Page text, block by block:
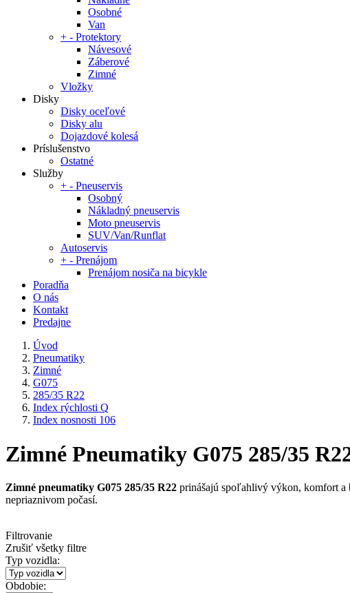
Osobné
Van
+ - Protektory
Návesové
Záberové
Zimné
Vložky
Disky
Disky oceľové
Disky alu
Dojazdové kolesá
Príslušenstvo
Ostatné
Služby
+ - Pneuservis
Osobný
Nákladný pneuservis
Moto pneuservis
SUV/Van/Runflat
Autoservis
+ - Prenájom
Prenájom nosiča na bicykle
Poradňa
O nás
Kontakt
Predajne
Úvod
Pneumatiky
Zimné
G075
285/35 R22
Index rýchlosti Q
Index nosnosti 106
Zimné Pneumatiky G075 285/35
Zimné pneumatiky G075 285/35 R22 prinášajú spoľahlivý výkon, komfort a
nepriaznivom počasí.
Filtrovanie
Zrušiť všetky filtre
Typ vozidla:
Obdobie: